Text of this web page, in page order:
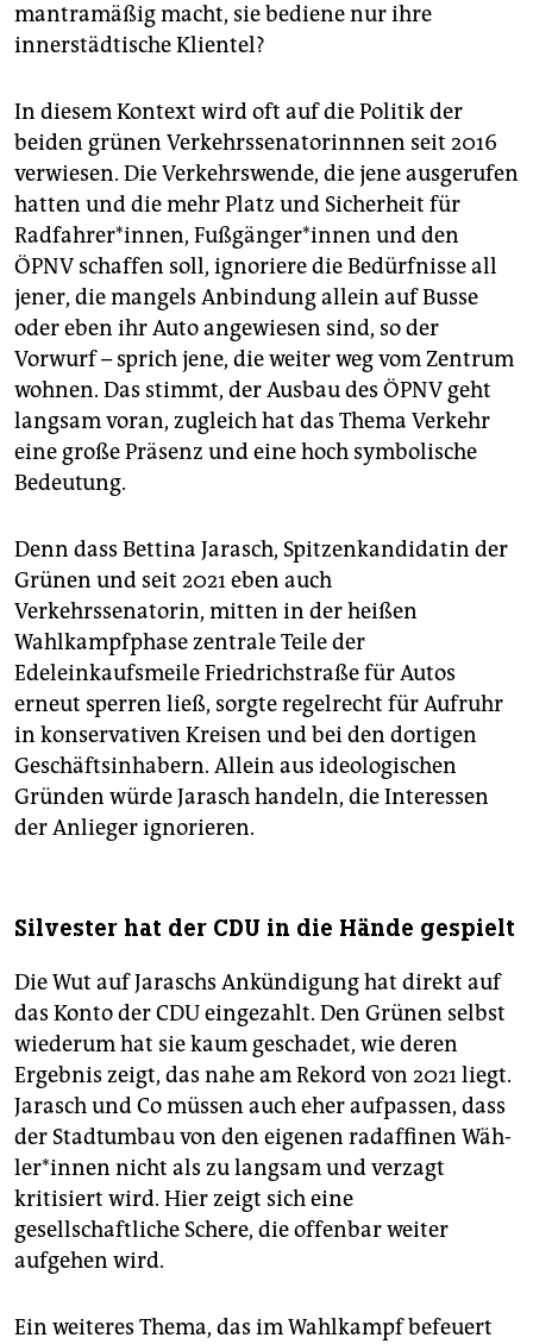
mantramäßig macht, sie bediene nur ihre
innerstädtische Klientel?
In diesem Kontext wird oft auf die Politik der
beiden grünen Verkehrssenatorinnnen seit 2016
verwiesen. Die Verkehrswende, die jene ausgerufen
hatten und die mehr Platz und Sicherheit für
Radfahrer*innen, Fuß­gän­ge­r*in­nen und den
ÖPNV schaffen soll, ignoriere die Bedürfnisse all
jener, die mangels Anbindung allein auf Busse
oder eben ihr Auto angewiesen sind, so der
Vorwurf – sprich jene, die weiter weg vom Zentrum
wohnen. Das stimmt, der Ausbau des ÖPNV geht
langsam voran, zugleich hat das Thema Verkehr
eine große Präsenz und eine hoch symbolische
Bedeutung.
Denn dass Bettina Jarasch, Spitzenkandidatin der
Grünen und seit 2021 eben auch
Verkehrssenatorin, mitten in der heißen
Wahlkampfphase zentrale Teile der
Edeleinkaufsmeile Friedrichstraße für Autos
erneut sperren ließ, sorgte regelrecht für Aufruhr
in konservativen Kreisen und bei den dortigen
Geschäftsinhabern. Allein aus ideologischen
Gründen würde Jarasch handeln, die Interessen
der Anlieger ignorieren.
Silvester hat der CDU in die Hände gespielt
Die Wut auf Jaraschs Ankündigung hat direkt auf
das Konto der CDU eingezahlt. Den Grünen selbst
wiederum hat sie kaum geschadet, wie deren
Ergebnis zeigt, das nahe am Rekord von 2021 liegt.
Jarasch und Co müssen auch eher aufpassen, dass
der Stadtumbau von den eigenen radaffinen Wäh­
le­r*in­nen nicht als zu langsam und verzagt
kritisiert wird. Hier zeigt sich eine
gesellschaftliche Schere, die offenbar weiter
aufgehen wird.
Ein weiteres Thema, das im Wahlkampf befeuert